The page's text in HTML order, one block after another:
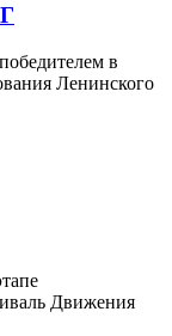
в
Ленинского
Движения